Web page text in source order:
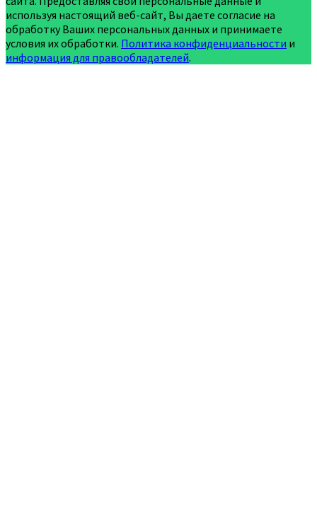
используя настоящий веб-сайт, Вы даете согласие на
обработку Ваших персональных данных и принимаете
условия их обработки. Политика конфиденциальности и
информация для правообладателей.